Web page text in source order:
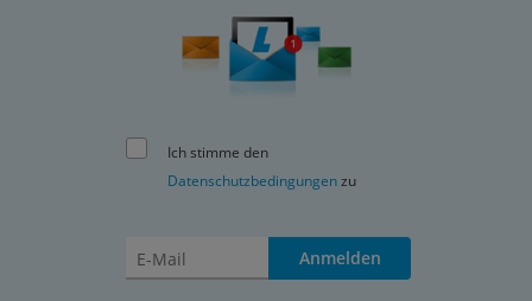
Ich stimme den
Datenschutzbedingungenzu
Anmelden